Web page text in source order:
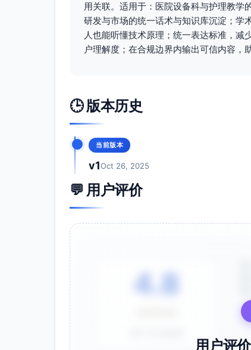
应用原理关联
重症监护支持：在ARDS、严重肺顺应
维持PEEP，帮助减少压力相关肺损伤
肺机械变化响应：由于VT随肺顺应性/
感染与气体条件保障：有创回路配合过
提供必要条件，减少并发症风险。
与安全要求。
用关联。适用于：医院设备科与护理教学
研发与市场的统一话术与知识库沉淀；学
人也能听懂技术原理；统一表达标准，减
户理解度；在合规边界内输出可信内容，
🕒 版本历史
当前版本
v1Oct 26, 2025
💬 用户评价
4.8
用户评